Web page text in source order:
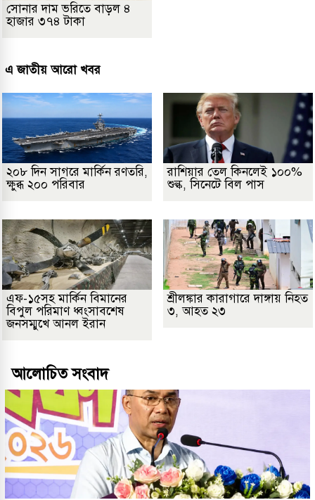
সোনার দাম ভরিতে বাড়ল ৪
হাজার ৩৭৪ টাকা
এ জাতীয় আরো খবর
২০৮ দিন সাগরে মার্কিন রণতরি,
ক্ষুব্ধ ২০০ পরিবার
রাশিয়ার তেল কিনলেই ১০০%
শুল্ক, সিনেটে বিল পাস
এফ-১৫সহ মার্কিন বিমানের
বিপুল পরিমাণ ধ্বংসাবশেষ
জনসম্মুখে আনল ইরান
শ্রীলঙ্কার কারাগারে দাঙ্গায় নিহত
৩, আহত ২৩
আলোচিত সংবাদ